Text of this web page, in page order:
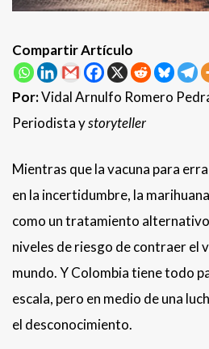
Compartir Artículo
Por:Vidal Arnulfo Romero
Periodista ystoryteller
Mientras que la vacuna para
en la incertidumbre, la
como un tratamiento
niveles de riesgo de contraer el
mundo. Y Colombia tiene todo
escala, pero en medio de una
el desconocimiento.